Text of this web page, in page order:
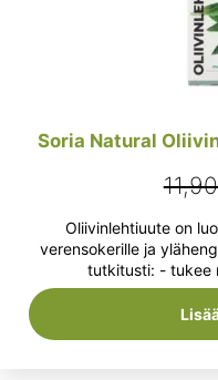
Soria Natural
Oliivinlehtiuute on
verensokerille ja
tutkitusti: - tukee